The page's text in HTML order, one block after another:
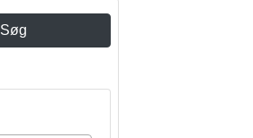
Søg